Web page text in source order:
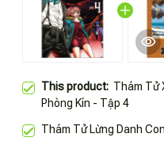
This product: Thám Tử
Phòng Kín - Tập 4
Thám Tử Lừng Danh